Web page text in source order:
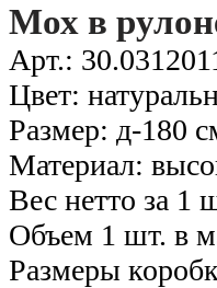
Мох в
Арт.:
Цвет:
Размер: д-180
Материал:
Вес нетто за 1
Объем 1 шт. в
Размеры